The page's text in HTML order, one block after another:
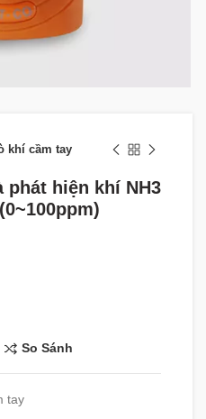
khí cầm tay
phát hiện khí NH3
So Sánh
tay